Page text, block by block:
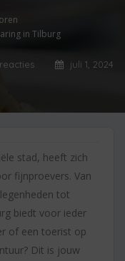
in Tilburg
juli 1, 2024
stad, heeft zich
fijnproevers. Van
tot
biedt voor ieder
of een toerist op
Dit is jouw